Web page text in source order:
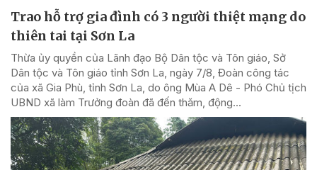
Trao hỗ trợ gia đình có 3 người thiệt mạng do
thiên tai tại Sơn La
Thừa ủy quyền của Lãnh đạo Bộ Dân tộc và Tôn giáo, Sở
Dân tộc và Tôn giáo tỉnh Sơn La, ngày 7/8, Đoàn công tác
của xã Gia Phù, tỉnh Sơn La, do ông Mùa A Dê - Phó Chủ tịch
UBND xã làm Trưởng đoàn đã đến thăm, động...